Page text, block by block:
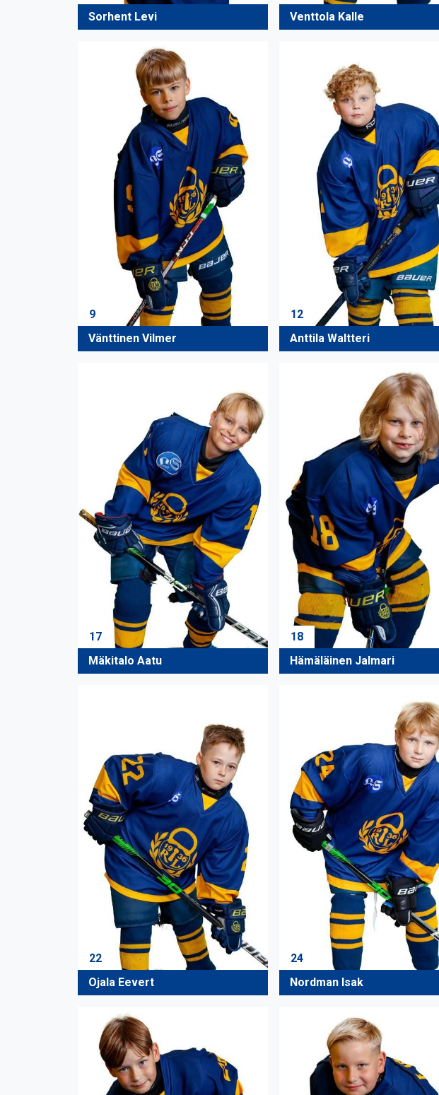
Sorhent Levi
Venttola Kalle
9
Vänttinen Vilmer
12
Anttila Waltteri
17
Mäkitalo Aatu
18
Hämäläinen Jalmari
22
Ojala Eevert
24
Nordman Isak